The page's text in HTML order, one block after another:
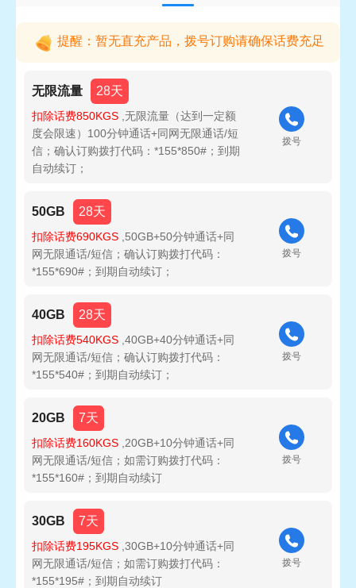
提醒：暂无直充产品，拨号订购请确保话费充足
无限流量 28天
扣除话费850KGS ,无限流量（达到一定额
度会限速）100分钟通话+同网无限通话/短
信；确认订购拨打代码：*155*850#；到期
自动续订；
拨号
50GB 28天
扣除话费690KGS ,50GB+50分钟通话+同
网无限通话/短信；确认订购拨打代码：
*155*690#；到期自动续订；
拨号
40GB 28天
扣除话费540KGS ,40GB+40分钟通话+同
网无限通话/短信；确认订购拨打代码：
*155*540#；到期自动续订；
拨号
20GB 7天
扣除话费160KGS ,20GB+10分钟通话+同
网无限通话/短信；如需订购拨打代码：
*155*160#；到期自动续订
拨号
30GB 7天
扣除话费195KGS ,30GB+10分钟通话+同
网无限通话/短信；如需订购拨打代码：
*155*195#；到期自动续订
拨号